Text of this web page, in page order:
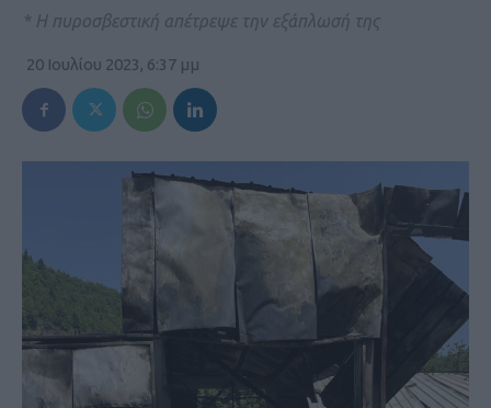
* Η πυροσβεστική απέτρεψε την εξάπλωσή της
20 Ιουλίου 2023, 6:37 μμ